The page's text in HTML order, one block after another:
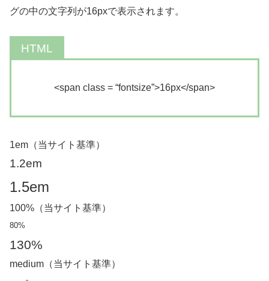
グの中の文字列が16pxで表示されます。
<span class = “fontsize”>16px</span>
1em（当サイト基準）
1.2em
1.5em
100%（当サイト基準）
80%
130%
medium（当サイト基準）